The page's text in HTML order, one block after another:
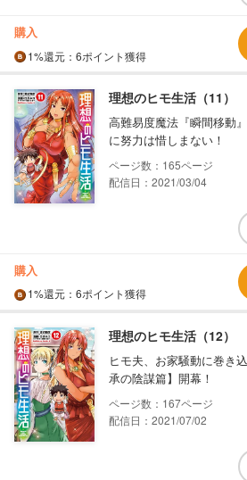
購入
1%還元 ：6ポイント獲得
理想のヒモ生活（11）
高難易度魔法『瞬間移動
に努力は惜しまない！
165
配信日：2021/03/04
購入
1%還元 ：6ポイント獲得
理想のヒモ生活（12）
ヒモ夫、お家騒動に巻き
承の陰謀篇】開幕！
167
配信日：2021/07/02